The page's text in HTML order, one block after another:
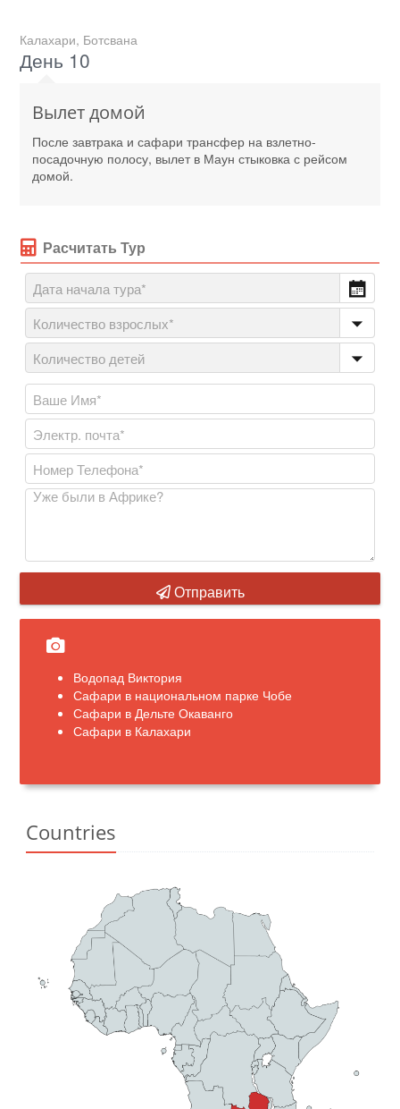
Калахари, Ботсвана
День 10
Вылет домой
После завтрака и сафари трансфер на взлетно-
посадочную полосу, вылет в Маун стыковка с рейсом
домой.
Расчитать Тур
Отправить
Водопад Виктория
Сафари в национальном парке Чобе
Сафари в Дельте Окаванго
Сафари в Калахари
Countries